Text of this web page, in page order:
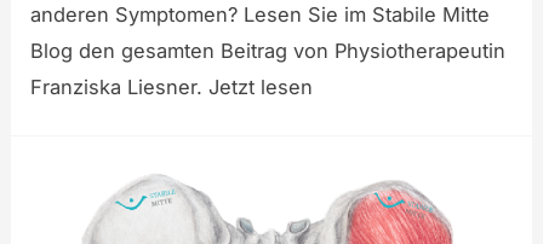
anderen Symptomen? Lesen Sie im Stabile Mitte
Blog den gesamten Beitrag von Physiotherapeutin
Franziska Liesner. Jetzt lesen